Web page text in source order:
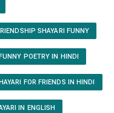
SHAYARI FUNNY
FUNNY POETRY IN HINDI
FOR FRIENDS IN HINDI
IN ENGLISH